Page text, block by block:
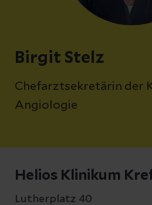
Birgit Stelz
Chefarztsekretärin der
Angiologie
Helios Klinikum
Lutherplatz 40